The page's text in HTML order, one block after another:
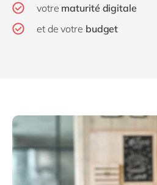
votre maturité digitale
et de votre budget